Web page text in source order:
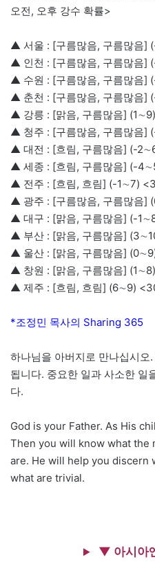
오전, 오후 강수 확률>
▲ 서울 : [구름많음, 구름많음]
▲ 인천 : [구름많음, 구름많음]
▲ 수원 : [구름많음, 구름많음]
▲ 춘천 : [구름많음, 구름많음]
▲ 강릉 : [맑음, 구름많음]
▲ 청주 : [구름많음, 구름많음]
▲ 대전 : [흐림, 구름많음] (-
▲ 세종 : [흐림, 구름많음] (-
▲ 전주 : [흐림, 흐림] (-1∼7)
▲ 광주 : [구름많음, 구름많음]
▲ 대구 : [맑음, 구름많음] (-
▲ 부산 : [맑음, 구름많음]
▲ 울산 : [맑음, 구름많음]
▲ 창원 : [맑음, 구름많음]
▲ 제주 : [흐림, 흐림] (6∼9)
*조정민 목사의 Sharing 365
하나님을 아버지로 만나십시오
됩니다. 중요한 일과 사소한 일
다.
God is your Father. As His
Then you will know what
are. He will help you discern
what are trivial.
▼ 아시아